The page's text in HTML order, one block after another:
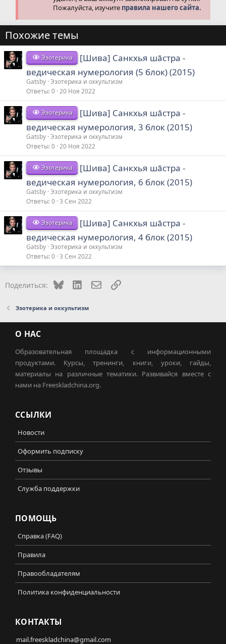
Пожалуйста, изучите правила нашего сайта.
Похожие темы
Эзотерика
[Шива] Санкхья шāстра -
ведическая нумерология (5 блок) (2015)
Gatsby Эзотерика и оккультизм
Ответы 0 20 Ноя 2022
Эзотерика
[Шива] Санкхья шāстра -
ведическая нумерология, 3 блок (2015)
Gatsby Эзотерика и оккультизм
Ответы 0 20 Ноя 2022
Эзотерика
[Шива] Санкхья шāстра -
ведическая нумерология, 6 блок (2015)
Gatsby Эзотерика и оккультизм
Ответы 0 3 Сен 2022
Эзотерика
[Шива] Санкхья шāстра -
ведическая нумерология, 4 блок (2015)
Gatsby Эзотерика и оккультизм
Ответы 0 3 Сен 2022
Поделиться: Bluesky LinkedInЭлектронная почта
Ссылка
Эзотерика и оккультизм
О НАС
Образовательная площадка с информационными
продуктами. Курсы, тренинги, книги, уроки, гайды,
материалы на различные тематики. Развивайся вместе с
нами на Freeskladchina.org.
ССЫЛКИ
Новости
Оформить подписку
Отзывы
Служба поддержки
ПОМОЩЬ
Справка (FAQ)
Правила
Правообладателям
Политика конфиденциальности
КОНТАКТЫ
mail.freeskladchina@gmail.com